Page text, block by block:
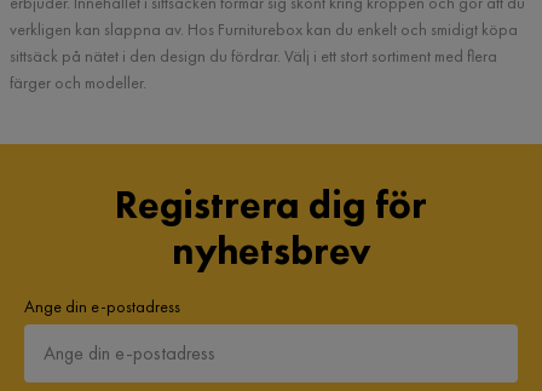
verkligen kan slappna av. Hos Furniturebox kan du enkelt och smidigt köpa
sittsäck på nätet i den design du fördrar. Välj i ett stort sortiment med flera
färger och modeller.
Registrera dig för
nyhetsbrev
Ange din e-postadress